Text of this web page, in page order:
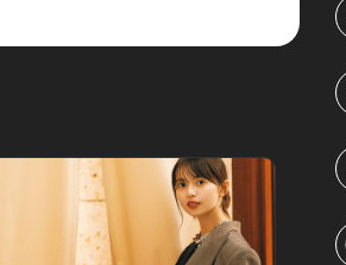
中の賑わいぶりが一目で分か